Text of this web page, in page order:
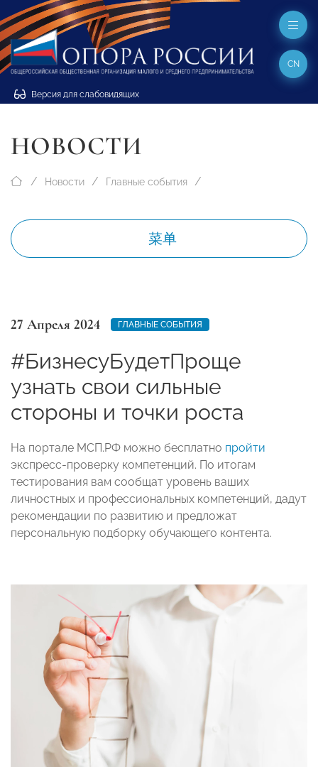
Версия для слабовидящих
CN
НОВОСТИ
Новости Главные события
菜单
27 Апреля 2024 ГЛАВНЫЕ СОБЫТИЯ
#БизнесуБудетПроще
узнать свои сильные
стороны и точки роста
На портале МСП.РФ можно бесплатно пройти
экспресс-проверку компетенций. По итогам
тестирования вам сообщат уровень ваших
личностных и профессиональных компетенций, дадут
рекомендации по развитию и предложат
персональную подборку обучающего контента.